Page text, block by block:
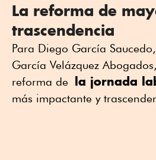
La reforma de
trascendencia
Para Diego García
García Velázquez
reforma de la jornada
más impactante y